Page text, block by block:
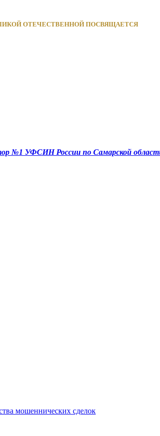
ОТЕЧЕСТВЕННОЙ ПОСВЯЩАЕТСЯ
№1 УФСИН России по Самарской
мошеннических сделок